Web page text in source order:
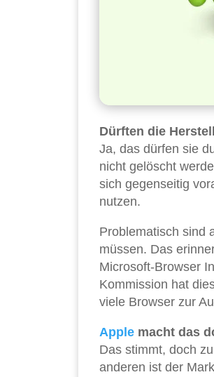
Dürften die
Ja, das dürfen sie
nicht gelöscht
sich gegenseitig
nutzen.
Problematisch sind
müssen. Das
Microsoft-Browser
Kommission hat
viele Browser zur
Apple macht das
Das stimmt, doch
anderen ist der